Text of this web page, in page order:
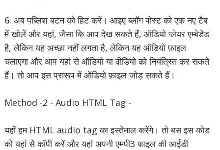
6. अब पब्लिश बटन को हिट करें। आइए ब्लॉग पोस्ट को एक नए टैब
में खोलें और यहां, जैसा कि आप देख सकते हैं, ऑडियो प्लेयर एम्बेडेड
है, लेकिन यह अच्छा नहीं लगता है, लेकिन यह ऑडियो फ़ाइल
चलाएगा और आप यहां से ऑडियो या वीडियो को नियंत्रित कर सकते
हैं। तो आप इस प्रारूप में ऑडियो फ़ाइल जोड़ सकते हैं।
Method -2 - Audio HTML Tag -
यहाँ हम HTML audio tag का इस्तेमाल करेंगे। तो बस इस कोड
को यहां से कॉपी करें और यहां अपनी एमपी3 फाइल की आईडी